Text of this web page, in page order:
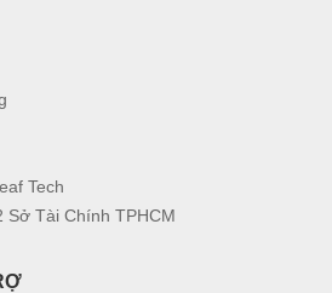
Tech
Sở Tài Chính TPHCM